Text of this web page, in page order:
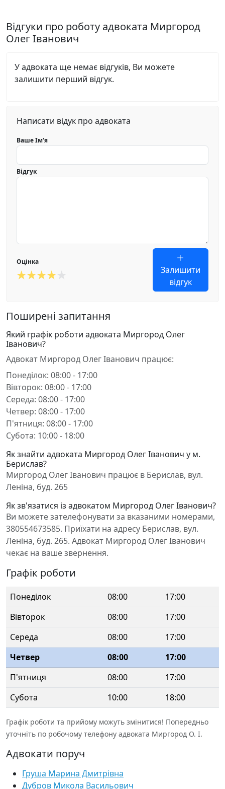
Відгуки про роботу адвоката Миргород
Олег Іванович
У адвоката ще немає відгуків, Ви можете
залишити перший відгук.
Написати відук про адвоката
Ваше Ім'я
Відгук
Оцінка
Залишити
відгук
Поширені запитання
Який графік роботи адвоката Миргород Олег
Іванович?
Адвокат Миргород Олег Іванович працює:
Понеділок: 08:00 - 17:00
Вівторок: 08:00 - 17:00
Середа: 08:00 - 17:00
Четвер: 08:00 - 17:00
П'ятниця: 08:00 - 17:00
Субота: 10:00 - 18:00
Як знайти адвоката Миргород Олег Іванович у м.
Берислав?
Миргород Олег Іванович працює в Берислав, вул.
Леніна, буд. 265
Як зв'язатися із адвокатом Миргород Олег Іванович?
Ви можете зателефонувати за вказаними номерами,
380554673585. Приїхати на адресу Берислав, вул.
Леніна, буд. 265. Адвокат Миргород Олег Іванович
чекає на ваше звернення.
Графік роботи
Понеділок 08:00
17:00
Вівторок
08:00
17:00
Середа
08:00
17:00
Четвер
08:00
17:00
П'ятниця
08:00
17:00
Субота
10:00 18:00
Графік роботи та прийому можуть змінитися! Попередньо
уточніть по робочому телефону адвоката Миргород О. І.
Адвокати поруч
Груша Марина Дмитрівна
Дубров Микола Васильович